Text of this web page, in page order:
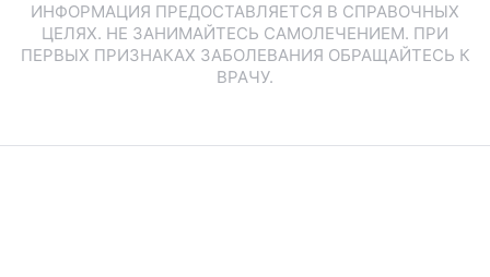
ИНФОРМАЦИЯ ПРЕДОСТАВЛЯЕТСЯ В СПРАВОЧНЫХ
ЦЕЛЯХ. НЕ ЗАНИМАЙТЕСЬ САМОЛЕЧЕНИЕМ. ПРИ
ПЕРВЫХ ПРИЗНАКАХ ЗАБОЛЕВАНИЯ ОБРАЩАЙТЕСЬ К
ВРАЧУ.